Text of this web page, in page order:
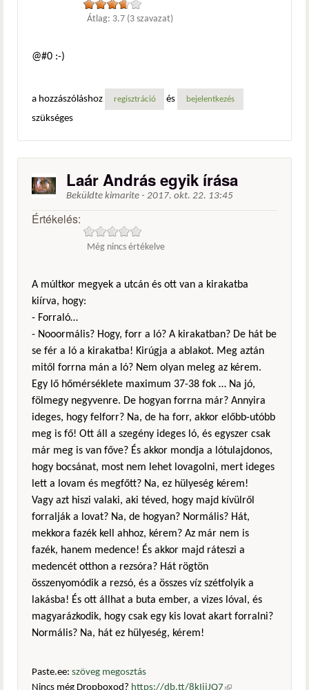
Átlag: 3.7 (3 szavazat)
@#0 :-)
a hozzászóláshoz regisztráció és bejelentkezés
szükséges
Laár András egyik írása
Beküldte kimarite - 2017. okt. 22. 13:45
Értékelés:
Még nincs értékelve
A múltkor megyek a utcán és ott van a kirakatba
kiírva, hogy:
- Forraló…
- Nooormális? Hogy, forr a ló? A kirakatban? De hát be
se fér a ló a kirakatba! Kirúgja a ablakot. Meg aztán
mitől forrna mán a ló? Nem olyan meleg az kérem.
Egy lő hőmérséklete maximum 37-38 fok … Na jó,
fölmegy negyvenre. De hogyan forrna már? Annyira
ideges, hogy felforr? Na, de ha forr, akkor előbb-utóbb
meg is fő! Ott áll a szegény ideges ló, és egyszer csak
már meg is van főve? És akkor mondja a lótulajdonos,
hogy bocsánat, most nem lehet lovagolni, mert ideges
lett a lovam és megfőtt? Na, ez hülyeség kérem!
Vagy azt hiszi valaki, aki téved, hogy majd kívülről
forralják a lovat? Na, de hogyan? Normális? Hát,
mekkora fazék kell ahhoz, kérem? Az már nem is
fazék, hanem medence! És akkor majd ráteszi a
medencét otthon a rezsóra? Hát rögtön
összenyomódik a rezsó, és a összes víz szétfolyik a
lakásba! És ott állhat a buta ember, a vizes lóval, és
magyarázkodik, hogy csak egy kis lovat akart forralni?
Normális? Na, hát ez hülyeség, kérem!
Paste.ee: szöveg megosztás
Nincs még Dropboxod? https://db.tt/8kIjjJQ7 (külső